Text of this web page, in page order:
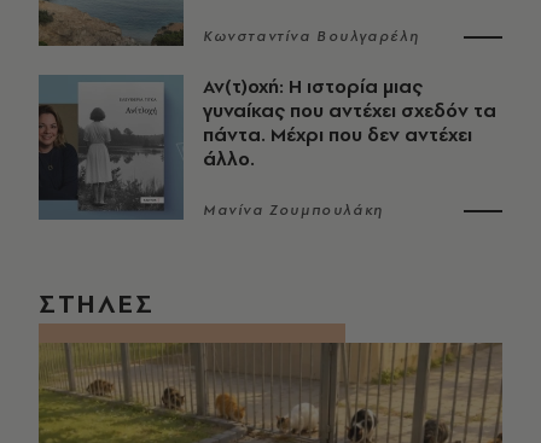
Κωνσταντίνα Βουλγαρέλη
Αν(τ)οχή: Η ιστορία μιας
γυναίκας που αντέχει σχεδόν τα
πάντα. Μέχρι που δεν αντέχει
άλλο.
Μανίνα Ζουμπουλάκη
ΣΤΗΛΕΣ